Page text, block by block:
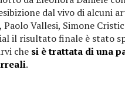
dal vivo di alcuni
Paolo Vallesi, Simone
il risultato finale è stato
che si è trattata di una
.